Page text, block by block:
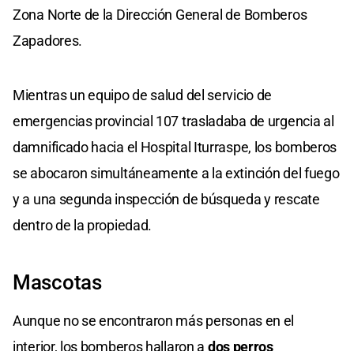
Zona Norte de la Dirección General de Bomberos
Zapadores.
Mientras un equipo de salud del servicio de
emergencias provincial 107 trasladaba de urgencia al
damnificado hacia el Hospital Iturraspe, los bomberos
se abocaron simultáneamente a la extinción del fuego
y a una segunda inspección de búsqueda y rescate
dentro de la propiedad.
Mascotas
Aunque no se encontraron más personas en el
interior, los bomberos hallaron a dos perros